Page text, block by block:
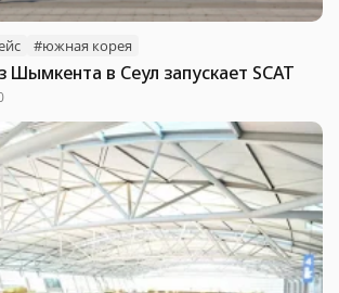
#южная корея
в Сеул запускает SCAT